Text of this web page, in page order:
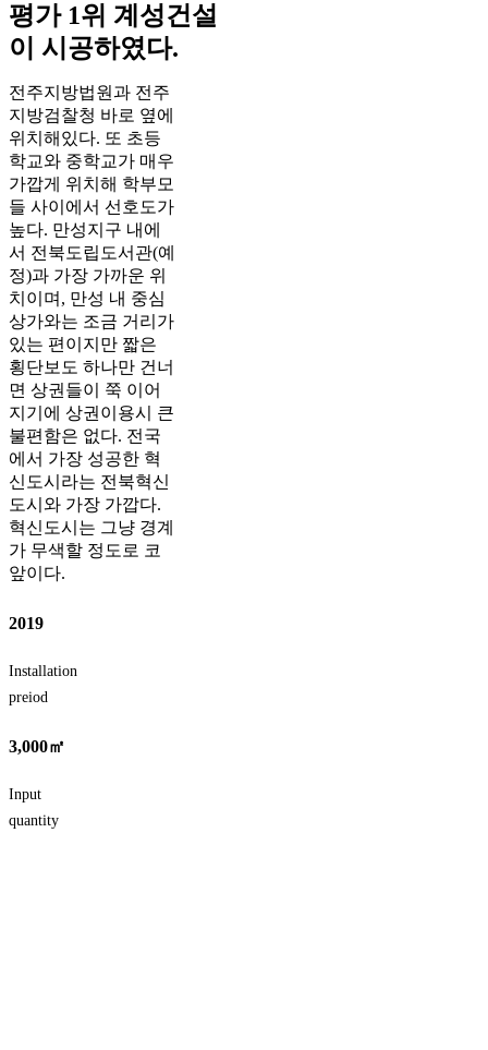
평가 1위 계성건설
이 시공하였다.
전주지방법원과 전주
지방검찰청 바로 옆에
위치해있다. 또 초등
학교와 중학교가 매우
가깝게 위치해 학부모
들 사이에서 선호도가
높다. 만성지구 내에
서 전북도립도서관(예
정)과 가장 가까운 위
치이며, 만성 내 중심
상가와는 조금 거리가
있는 편이지만 짧은
횡단보도 하나만 건너
면 상권들이 쭉 이어
지기에 상권이용시 큰
불편함은 없다. 전국
에서 가장 성공한 혁
신도시라는 전북혁신
도시와 가장 가깝다.
혁신도시는 그냥 경계
가 무색할 정도로 코
앞이다.
2019
Installation
preiod
3,000㎡
Input
quantity